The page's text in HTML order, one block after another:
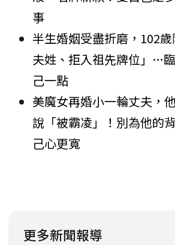
事
半生婚姻受盡折磨，102
夫姓、拒入祖先牌位」…
己一點
美魔女再婚小一輪丈夫，
說「被霸凌」！別為他的
己心更寬
更多新聞報導